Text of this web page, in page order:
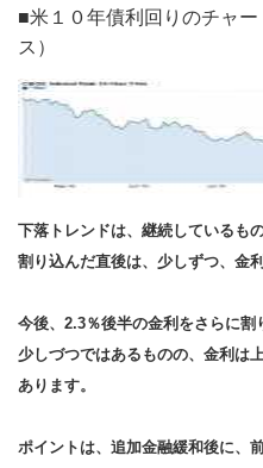
■米１０年債利回りのチャ
ス）
下落トレンドは、継続しているも
割り込んだ直後は、少しずつ、金
今後、2.3％後半の金利をさらに割
少しづつではあるものの、金利は
あります。
ポイントは、追加金融緩和後に、